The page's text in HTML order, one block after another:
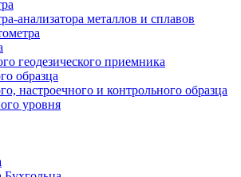
анализатора металлов и сплавов
геодезического приемника
образца
настроечного и контрольного образца
уровня